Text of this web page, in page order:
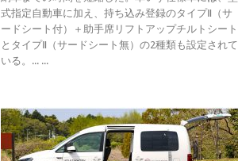
式指定自動車に加え、持ち込み登録のタイプⅡ（サ
ードシート付）＋助手席リフトアップチルトシート
とタイプⅡ（サードシート無）の2種類も設定されて
いる。... ...